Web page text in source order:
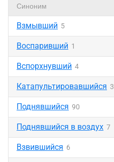
Синоним
Взмывший 5
Воспаривший 1
Вспорхнувший 4
Катапультировавшийся 3
Поднявшийся 90
Поднявшийся в воздух 7
Взвившийся 6